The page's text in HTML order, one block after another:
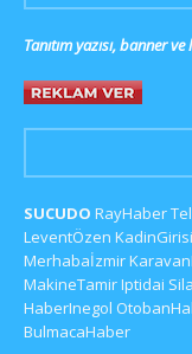
Tanıtım yazısı, banner
SUCUDO RayHaber
LeventÖzen
Merhabaİzmir
MakineTamirIptidai
HaberInegol
BulmacaHaber